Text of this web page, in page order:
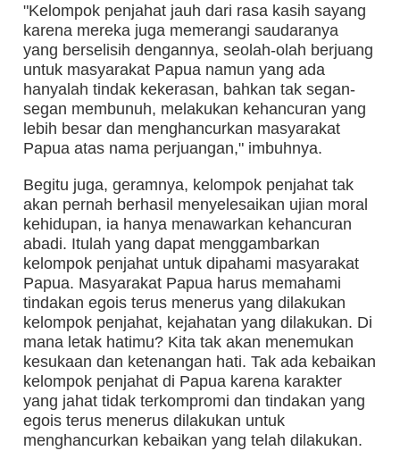
"Kelompok penjahat jauh dari rasa kasih sayang
karena mereka juga memerangi saudaranya
yang berselisih dengannya, seolah-olah berjuang
untuk masyarakat Papua namun yang ada
hanyalah tindak kekerasan, bahkan tak segan-
segan membunuh, melakukan kehancuran yang
lebih besar dan menghancurkan masyarakat
Papua atas nama perjuangan," imbuhnya.
Begitu juga, geramnya, kelompok penjahat tak
akan pernah berhasil menyelesaikan ujian moral
kehidupan, ia hanya menawarkan kehancuran
abadi. Itulah yang dapat menggambarkan
kelompok penjahat untuk dipahami masyarakat
Papua. Masyarakat Papua harus memahami
tindakan egois terus menerus yang dilakukan
kelompok penjahat, kejahatan yang dilakukan. Di
mana letak hatimu? Kita tak akan menemukan
kesukaan dan ketenangan hati. Tak ada kebaikan
kelompok penjahat di Papua karena karakter
yang jahat tidak terkompromi dan tindakan yang
egois terus menerus dilakukan untuk
menghancurkan kebaikan yang telah dilakukan.